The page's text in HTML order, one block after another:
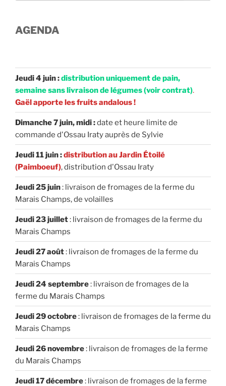
AGENDA
Jeudi 4 juin :distribution uniquement de pain,
semaine sans livraison de légumes (voir contrat).
Gaël apporte les fruits andalous !
Dimanche 7 juin, midi :date et heure limite de
commande d'Ossau Iraty auprès de Sylvie
Jeudi 11 juin :distribution au Jardin Étoilé
(Paimboeuf), distribution d'Ossau Iraty
Jeudi 25 juin: livraison de fromages de la ferme du
Marais Champs, de volailles
Jeudi 23 juillet: livraison de fromages de la ferme du
Marais Champs
Jeudi 27 août: livraison de fromages de la ferme du
Marais Champs
Jeudi 24 septembre: livraison de fromages de la
ferme du Marais Champs
Jeudi 29 octobre: livraison de fromages de la ferme du
Marais Champs
Jeudi 26 novembre: livraison de fromages de la ferme
du Marais Champs
Jeudi 17 décembre: livraison de fromages de la ferme